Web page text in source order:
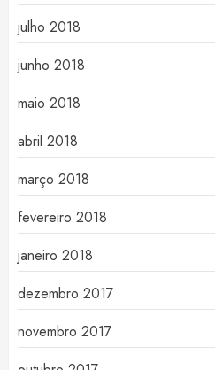
julho 2018
junho 2018
maio 2018
abril 2018
março 2018
fevereiro 2018
janeiro 2018
dezembro 2017
novembro 2017